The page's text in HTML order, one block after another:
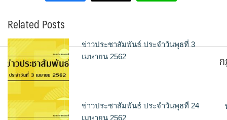
Related Posts
ข่าวประชาสัมพันธ์ ประจำวันพุธที่ 3
เมษายน 2562
ข่าวประชาสัมพันธ์ ประจำวันพุธที่ 24
เมษายน 2562